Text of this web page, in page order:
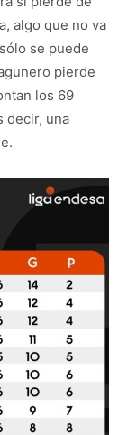
algo que no va
se puede
pierde
los 69
decir, una